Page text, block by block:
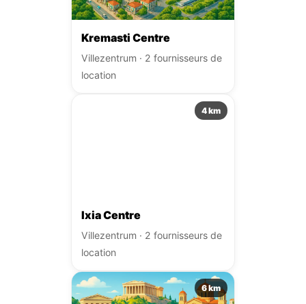
Kremasti Centre
Villezentrum · 2 fournisseurs de
location
4 km
Ixia Centre
Villezentrum · 2 fournisseurs de
location
6 km